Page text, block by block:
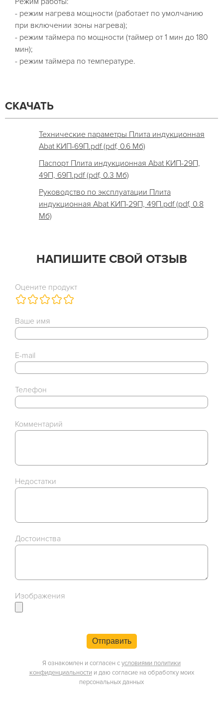
- режим нагрева мощности (работает по умолчанию
при включении зоны нагрева);
- режим таймера по мощности (таймер от 1 мин до 180
мин);
- режим таймера по температуре.
СКАЧАТЬ
Технические параметры Плита индукционная
Abat КИП-69П.pdf (pdf, 0.6 Мб)
Паспорт Плита индукционная Abat КИП-29П,
49П, 69П.pdf (pdf, 0.3 Мб)
Руководство по эксплуатации Плита
индукционная Abat КИП-29П, 49П.pdf (pdf, 0.8
Мб)
НАПИШИТЕ СВОЙ ОТЗЫВ
Оцените продукт
Ваше имя
E-mail
Телефон
Комментарий
Недостатки
Достоинства
Изображения
Отправить
Я ознакомлен и согласен сусловиями политики
конфиденциальности и даю согласие на обработку моих
персональных данных